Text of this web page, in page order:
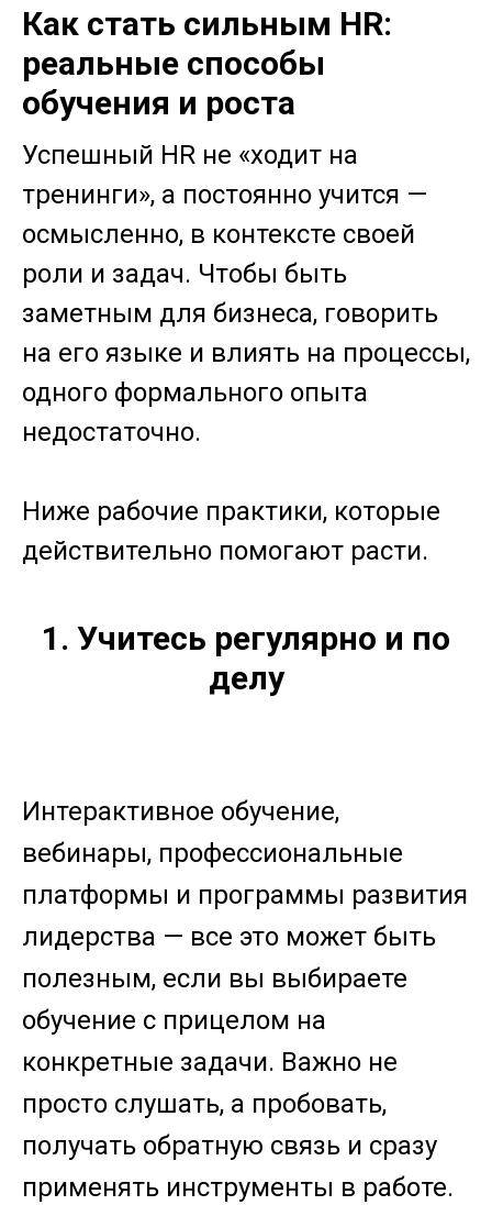
Как стать сильным HR:
реальные способы
обучения и роста
Успешный HR не «ходит на
тренинги», а постоянно учится —
осмысленно, в контексте своей
роли и задач. Чтобы быть
заметным для бизнеса, говорить
на его языке и влиять на процессы,
одного формального опыта
недостаточно.
Ниже рабочие практики, которые
действительно помогают расти.
1. Учитесь регулярно и по
делу
Интерактивное обучение,
вебинары, профессиональные
платформы и программы развития
лидерства — все это может быть
полезным, если вы выбираете
обучение с прицелом на
конкретные задачи. Важно не
просто слушать, а пробовать,
получать обратную связь и сразу
применять инструменты в работе.